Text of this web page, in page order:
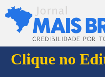
Clique no